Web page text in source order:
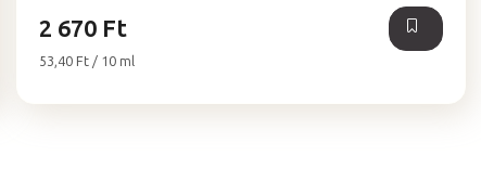
2 670 Ft
Egységár:
53,40 Ft / 10 ml